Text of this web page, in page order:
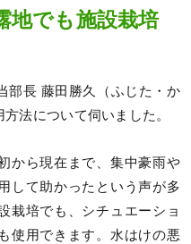
地でも施設栽培
部長 藤田勝久（ふじた・か
法について伺いました。
から現在まで、集中豪雨や
して助かったという声が多
栽培でも、シチュエーショ
使用できます。水はけの悪